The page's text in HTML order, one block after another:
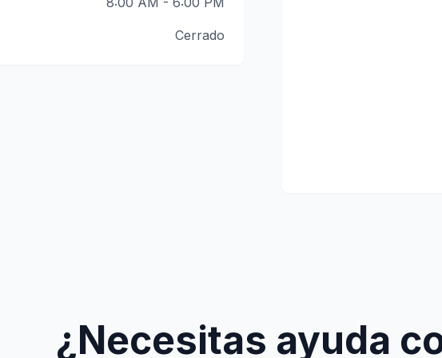
Cerrado
¿Necesitas ayuda